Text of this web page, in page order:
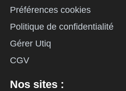
Préférences cookies
Politique de confidentialité
Gérer Utiq
CGV
Nos sites :